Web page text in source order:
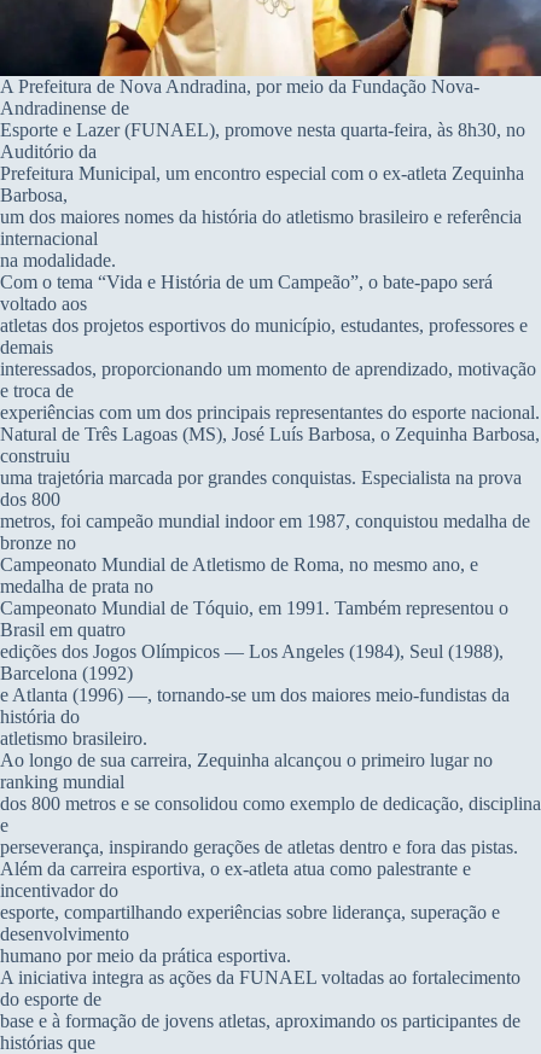
A Prefeitura de Nova Andradina, por meio da Fundação Nova-
Andradinense de
Esporte e Lazer (FUNAEL), promove nesta quarta-feira, às 8h30, no
Auditório da
Prefeitura Municipal, um encontro especial com o ex-atleta Zequinha
Barbosa,
um dos maiores nomes da história do atletismo brasileiro e referência
internacional
na modalidade.
Com o tema “Vida e História de um Campeão”, o bate-papo será
voltado aos
atletas dos projetos esportivos do município, estudantes, professores e
demais
interessados, proporcionando um momento de aprendizado, motivação
e troca de
experiências com um dos principais representantes do esporte nacional.
Natural de Três Lagoas (MS), José Luís Barbosa, o Zequinha Barbosa,
construiu
uma trajetória marcada por grandes conquistas. Especialista na prova
dos 800
metros, foi campeão mundial indoor em 1987, conquistou medalha de
bronze no
Campeonato Mundial de Atletismo de Roma, no mesmo ano, e
medalha de prata no
Campeonato Mundial de Tóquio, em 1991. Também representou o
Brasil em quatro
edições dos Jogos Olímpicos — Los Angeles (1984), Seul (1988),
Barcelona (1992)
e Atlanta (1996) —, tornando-se um dos maiores meio-fundistas da
história do
atletismo brasileiro.
Ao longo de sua carreira, Zequinha alcançou o primeiro lugar no
ranking mundial
dos 800 metros e se consolidou como exemplo de dedicação, disciplina
e
perseverança, inspirando gerações de atletas dentro e fora das pistas.
Além da carreira esportiva, o ex-atleta atua como palestrante e
incentivador do
esporte, compartilhando experiências sobre liderança, superação e
desenvolvimento
humano por meio da prática esportiva.
A iniciativa integra as ações da FUNAEL voltadas ao fortalecimento
do esporte de
base e à formação de jovens atletas, aproximando os participantes de
histórias que